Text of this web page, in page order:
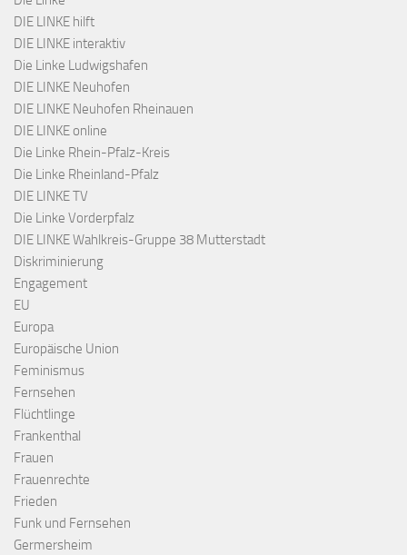
DIE LINKE hilft
DIE LINKE interaktiv
Die Linke Ludwigshafen
DIE LINKE Neuhofen
DIE LINKE Neuhofen Rheinauen
DIE LINKE online
Die Linke Rhein-Pfalz-Kreis
Die Linke Rheinland-Pfalz
DIE LINKE TV
Die Linke Vorderpfalz
DIE LINKE Wahlkreis-Gruppe 38 Mutterstadt
Diskriminierung
Engagement
EU
Europa
Europäische Union
Feminismus
Fernsehen
Flüchtlinge
Frankenthal
Frauen
Frauenrechte
Frieden
Funk und Fernsehen
Germersheim